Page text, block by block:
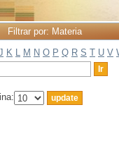
Filtrar por: Materia
K L M N O P Q R S T U V